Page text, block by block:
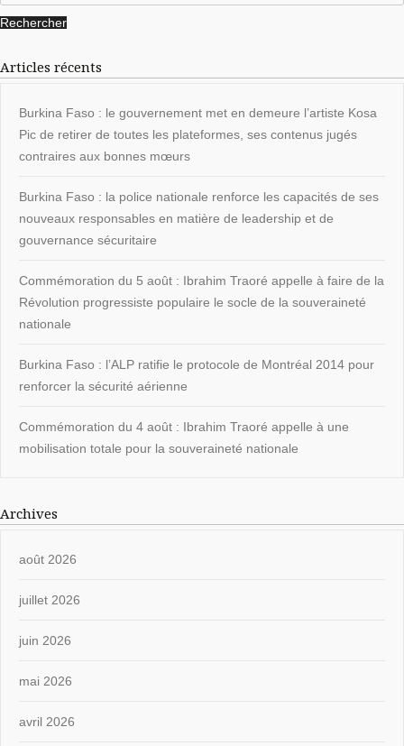
Articles récents
Burkina Faso : le gouvernement met en demeure l’artiste Kosa
Pic de retirer de toutes les plateformes, ses contenus jugés
contraires aux bonnes mœurs
Burkina Faso : la police nationale renforce les capacités de ses
nouveaux responsables en matière de leadership et de
gouvernance sécuritaire
Commémoration du 5 août : Ibrahim Traoré appelle à faire de la
Révolution progressiste populaire le socle de la souveraineté
nationale
Burkina Faso : l’ALP ratifie le protocole de Montréal 2014 pour
renforcer la sécurité aérienne
Commémoration du 4 août : Ibrahim Traoré appelle à une
mobilisation totale pour la souveraineté nationale
Archives
août 2026
juillet 2026
juin 2026
mai 2026
avril 2026